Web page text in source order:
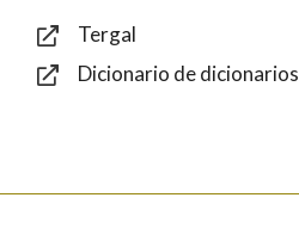
Tergal
Dicionario de dicionarios